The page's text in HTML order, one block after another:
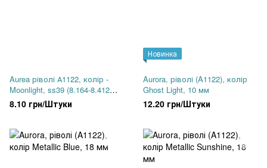
Aurea ріволі А1122, колір -
Moonlight, ss39 (8.164-8.412
mm)
8.10 грн/Штуки
Новинка
Aurora, ріволі (A1122), колір
Ghost Light, 10 мм
12.20 грн/Штуки